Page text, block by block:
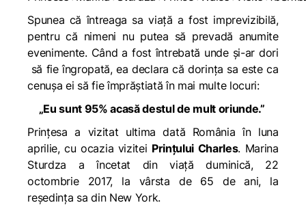
Spunea că întreaga sa viață a fost imprevizibilă,
pentru că nimeni nu putea să prevadă anumite
evenimente. Când a fost întrebată unde și-ar dori
să fie îngropată, ea declara că dorința sa este ca
cenușa ei să fie împrăștiată în mai multe locuri:
„Eu sunt 95% acasă destul de mult oriunde.”
Prințesa a vizitat ultima dată România în luna
aprilie, cu ocazia vizitei Prințului Charles. Marina
Sturdza a încetat din viață duminică, 22
octombrie 2017, la vârsta de 65 de ani, la
reședința sa din New York.